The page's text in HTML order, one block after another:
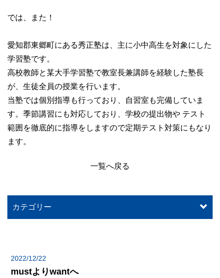
では、また！
愛知郡東郷町にある秀正塾は、主に小中高生を対象にした
学習塾です。
高校教師と某大手学習塾で教室長兼講師を経験した塾長
が、生徒全員の授業を行います。
当塾では個別指導も行っており、自習室も完備していま
す。季節講習にも対応しており、学校の提出物や テスト
範囲を徹底的に指導をしますので定期テスト対策にもなり
ます。
一覧へ戻る
カテゴリー
2022/12/22
mustよりwantへ